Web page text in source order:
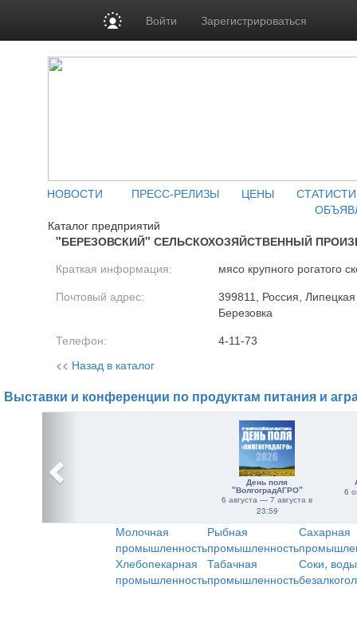
Войти Зарегистрироваться
НОВОСТИ ПРЕСС-РЕЛИЗЫ ЦЕНЫ
Каталог предприятий
"БЕРЕЗОВСКИЙ" СЕЛЬСКОХОЗЯЙСТВЕННЫЙ
Краткая информация: мясо крупного рогатого
Почтовый адрес:
399811, Россия,
Березовка
Телефон: 4-11-73
<< Назад в каталог
Выставки и конференции по продуктам питания и
День поля
"ВолгоградАГРО"
6 августа — 7 августа в
23:59
6
Молочная
промышленность
Рыбная
промышленность
Сахарная
Хлебопекарная
промышленность
Табачная
промышленность
Соки,